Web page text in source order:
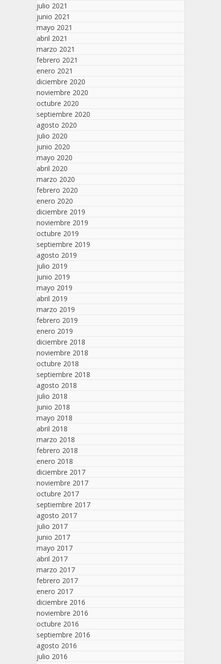
julio 2021
junio 2021
mayo 2021
abril 2021
marzo 2021
febrero 2021
enero 2021
diciembre 2020
noviembre 2020
octubre 2020
septiembre 2020
agosto 2020
julio 2020
junio 2020
mayo 2020
abril 2020
marzo 2020
febrero 2020
enero 2020
diciembre 2019
noviembre 2019
octubre 2019
septiembre 2019
agosto 2019
julio 2019
junio 2019
mayo 2019
abril 2019
marzo 2019
febrero 2019
enero 2019
diciembre 2018
noviembre 2018
octubre 2018
septiembre 2018
agosto 2018
julio 2018
junio 2018
mayo 2018
abril 2018
marzo 2018
febrero 2018
enero 2018
diciembre 2017
noviembre 2017
octubre 2017
septiembre 2017
agosto 2017
julio 2017
junio 2017
mayo 2017
abril 2017
marzo 2017
febrero 2017
enero 2017
diciembre 2016
noviembre 2016
octubre 2016
septiembre 2016
agosto 2016
julio 2016